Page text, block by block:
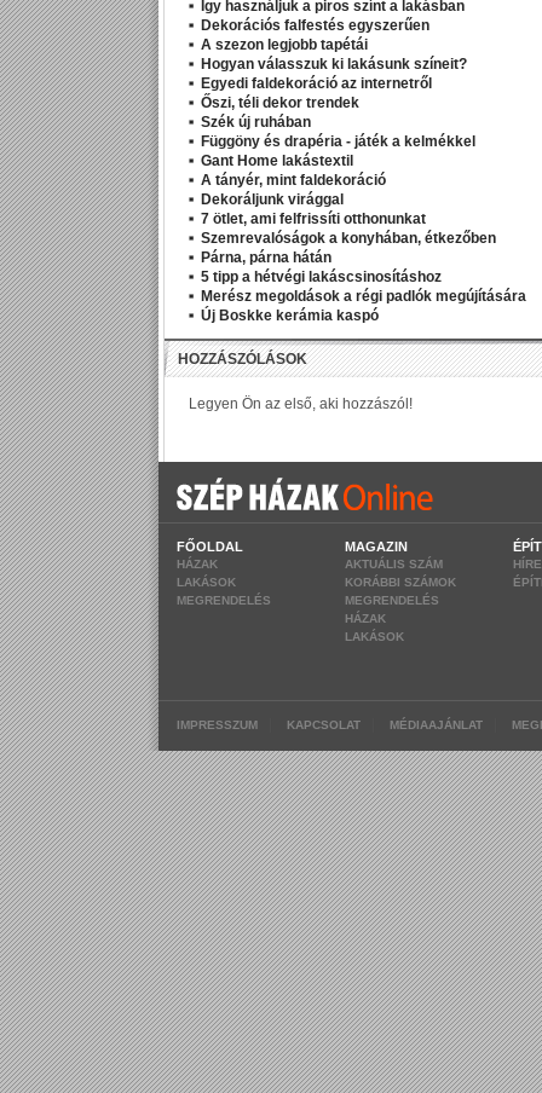
Így használjuk a piros színt a lakásban
Dekorációs falfestés egyszerűen
A szezon legjobb tapétái
Hogyan válasszuk ki lakásunk színeit?
Egyedi faldekoráció az internetről
Őszi, téli dekor trendek
Szék új ruhában
Függöny és drapéria - játék a kelmékkel
Gant Home lakástextil
A tányér, mint faldekoráció
Dekoráljunk virággal
7 ötlet, ami felfrissíti otthonunkat
Szemrevalóságok a konyhában, étkezőben
Párna, párna hátán
5 tipp a hétvégi lakáscsinosításhoz
Merész megoldások a régi padlók megújítására
Új Boskke kerámia kaspó
FŐOLDAL
HÁZAK
LAKÁSOK
MEGRENDELÉS
MAGAZIN
AKTUÁLIS SZÁM
KORÁBBI SZÁMOK
MEGRENDELÉS
HÁZAK
LAKÁSOK
IMPRESSZUM KAPCSOLAT MÉDIAAJÁNLAT